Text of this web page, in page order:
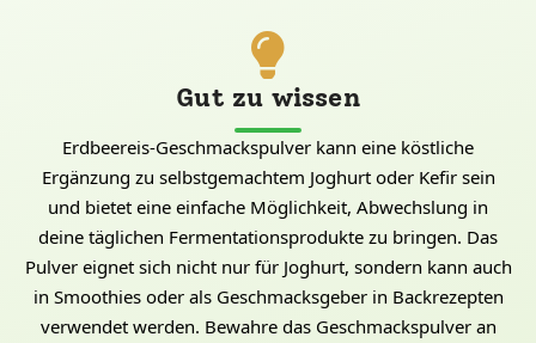
Gut zu wissen
Erdbeereis-Geschmackspulver kann eine köstliche
Ergänzung zu selbstgemachtem Joghurt oder Kefir sein
und bietet eine einfache Möglichkeit, Abwechslung in
deine täglichen Fermentationsprodukte zu bringen. Das
Pulver eignet sich nicht nur für Joghurt, sondern kann auch
in Smoothies oder als Geschmacksgeber in Backrezepten
verwendet werden. Bewahre das Geschmackspulver an